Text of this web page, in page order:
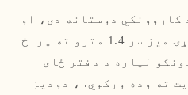
کاروونکي دوستانه دی، او
د کارت سلاټونو د ټولې لړۍ میز سر 1.4 مترو ته پراخ
لپاره د دفتر ځای
ته وده ورکوي. ، دودیز